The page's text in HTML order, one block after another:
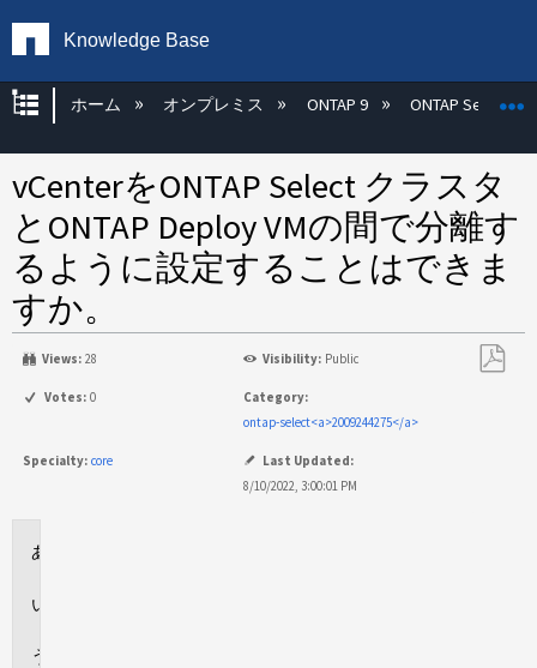
Knowledge Base
グローバル階層を展開/折りたたむ
ホーム オンプレミス ONTAP 9 ONTAP Select
vCenterをONTAP Select クラスタ
とONTAP Deploy VMの間で分離す
るように設定することはできま
すか。
Views: 28 Visibility: Public
Votes: 0
Category:
ontap-select<a>2009244275</a>
Specialty: core
Last Updated:
8/10/2022, 3:00:01 PM